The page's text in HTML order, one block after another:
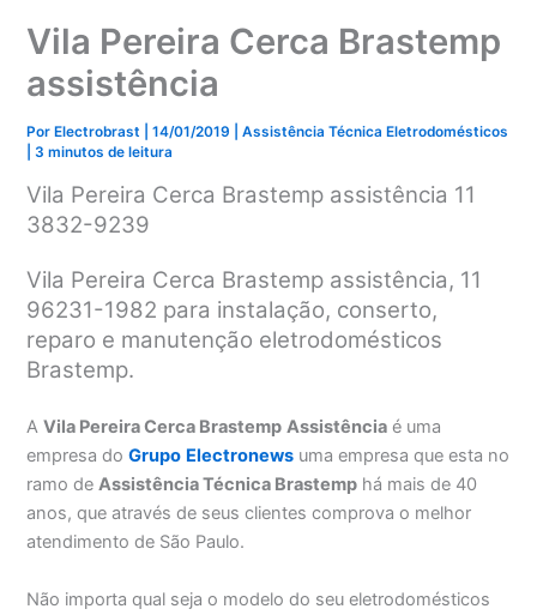
Vila Pereira Cerca Brastemp
assistência
Por Electrobrast |14/01/2019 |Assistência Técnica Eletrodomésticos
|3 minutos de leitura
Vila Pereira Cerca Brastemp assistência 11
3832-9239
Vila Pereira Cerca Brastemp assistência, 11
96231-1982 para instalação, conserto,
reparo e manutenção eletrodomésticos
Brastemp.
AVila Pereira Cerca Brastemp Assistência é uma
empresa doGrupo Electronews uma empresa que esta no
ramo deAssistência Técnica Brastemp há mais de 40
anos, que através de seus clientes comprova o melhor
atendimento de São Paulo.
Não importa qual seja o modelo do seu eletrodomésticos